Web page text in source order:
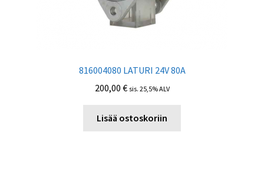
816004080 LATURI 24V 80A
200,00 € sis. 25,5% ALV
Lisää ostoskoriin